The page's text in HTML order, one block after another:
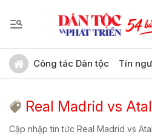
Công tác Dân tộc Tín
Real Madrid vs
Cập nhập tin tức Real Madrid vs